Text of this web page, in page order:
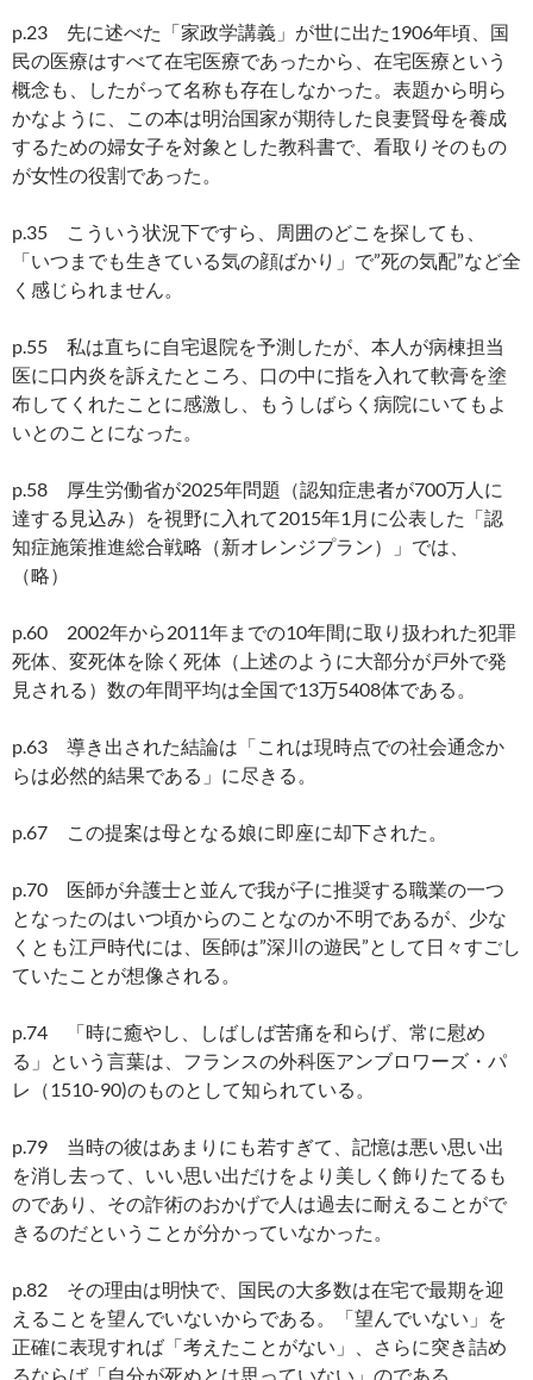
p.23 先に述べた「家政学講義」が世に出た1906年頃、国
民の医療はすべて在宅医療であったから、在宅医療という
概念も、したがって名称も存在しなかった。表題から明ら
かなように、この本は明治国家が期待した良妻賢母を養成
するための婦女子を対象とした教科書で、看取りそのもの
が女性の役割であった。
p.35 こういう状況下ですら、周囲のどこを探しても、
「いつまでも生きている気の顔ばかり」で”死の気配”など全
く感じられません。
p.55 私は直ちに自宅退院を予測したが、本人が病棟担当
医に口内炎を訴えたところ、口の中に指を入れて軟膏を塗
布してくれたことに感激し、もうしばらく病院にいてもよ
いとのことになった。
p.58 厚生労働省が2025年問題（認知症患者が700万人に
達する見込み）を視野に入れて2015年1月に公表した「認
知症施策推進総合戦略（新オレンジプラン）」では、
（略）
p.60 2002年から2011年までの10年間に取り扱われた犯罪
死体、変死体を除く死体（上述のように大部分が戸外で発
見される）数の年間平均は全国で13万5408体である。
p.63 導き出された結論は「これは現時点での社会通念か
らは必然的結果である」に尽きる。
p.67 この提案は母となる娘に即座に却下された。
p.70 医師が弁護士と並んで我が子に推奨する職業の一つ
となったのはいつ頃からのことなのか不明であるが、少な
くとも江戸時代には、医師は”深川の遊民”として日々すごし
ていたことが想像される。
p.74 「時に癒やし、しばしば苦痛を和らげ、常に慰め
る」という言葉は、フランスの外科医アンブロワーズ・パ
レ（1510-90)のものとして知られている。
p.79 当時の彼はあまりにも若すぎて、記憶は悪い思い出
を消し去って、いい思い出だけをより美しく飾りたてるも
のであり、その詐術のおかげで人は過去に耐えることがで
きるのだということが分かっていなかった。
p.82 その理由は明快で、国民の大多数は在宅で最期を迎
えることを望んでいないからである。「望んでいない」を
正確に表現すれば「考えたことがない」、さらに突き詰め
るならば「自分が死ぬとは思っていない」のである。